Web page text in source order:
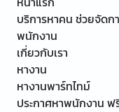
บริการหาคน ช่วยจัดก
พนักงาน
เกี่ยวกับเรา
หางาน
หางานพาร์ทไทม์
ประกาศหาพนักงาน ฟ